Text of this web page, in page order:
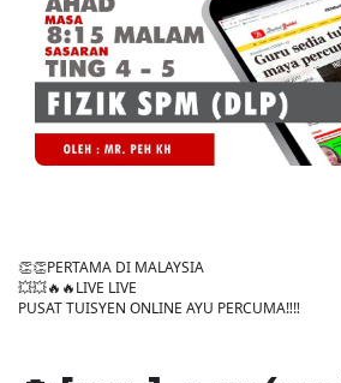
👏👏PERTAMA DI MALAYSIA
💥💥🔥🔥LIVE LIVE
PUSAT TUISYEN ONLINE AYU PERCUMA‼️‼️